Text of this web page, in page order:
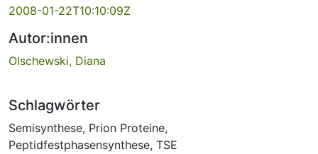
2008-01-22T10:10:09Z
Autor:innen
Olschewski, Diana
Schlagwörter
Semisynthese, Prion Proteine,
Peptidfestphasensynthese, TSE